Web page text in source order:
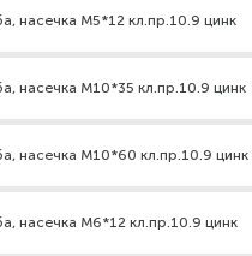
насечка М5*12 кл.пр.10.9 цинк
насечка М10*35 кл.пр.10.9 цинк
насечка М10*60 кл.пр.10.9 цинк
насечка М6*12 кл.пр.10.9 цинк